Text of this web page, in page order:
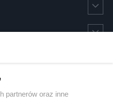
partnerów oraz inne